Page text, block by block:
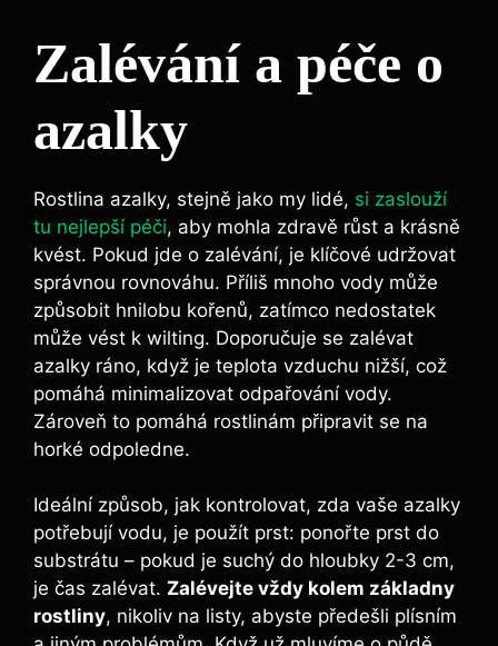
Zalévání a péče o
azalky
Rostlina azalky, ⁤stejně jako my lidé, si zaslouží
tu ⁣nejlepší péči,⁤ aby mohla ​zdravě růst a krásně
kvést. Pokud jde o zalévání, je klíčové udržovat
správnou rovnováhu. Příliš mnoho‍ vody může ​
způsobit hnilobu kořenů, zatímco nedostatek
může vést ‌k wilting.⁤ Doporučuje se zalévat
azalky ráno, když je​ teplota vzduchu‌ nižší, ​což
‌pomáhá⁣ minimalizovat⁣ odpařování vody.
Zároveň‌ to pomáhá rostlinám připravit⁤ se na⁣
horké odpoledne.
Ideální způsob, ⁢jak⁢ kontrolovat, zda⁤ vaše azalky
potřebují vodu, je ‍použít prst: ponořte prst do
substrátu – pokud je suchý do hloubky 2-3⁢ cm,
je čas ⁤zalévat. Zalévejte vždy kolem základny​
rostliny, nikoliv na listy, ⁤abyste předešli‌ plísním